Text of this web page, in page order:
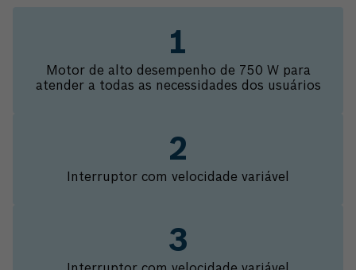
Motor de alto desempenho de 750 W para
atender a todas as necessidades dos usuários
Interruptor com velocidade variável